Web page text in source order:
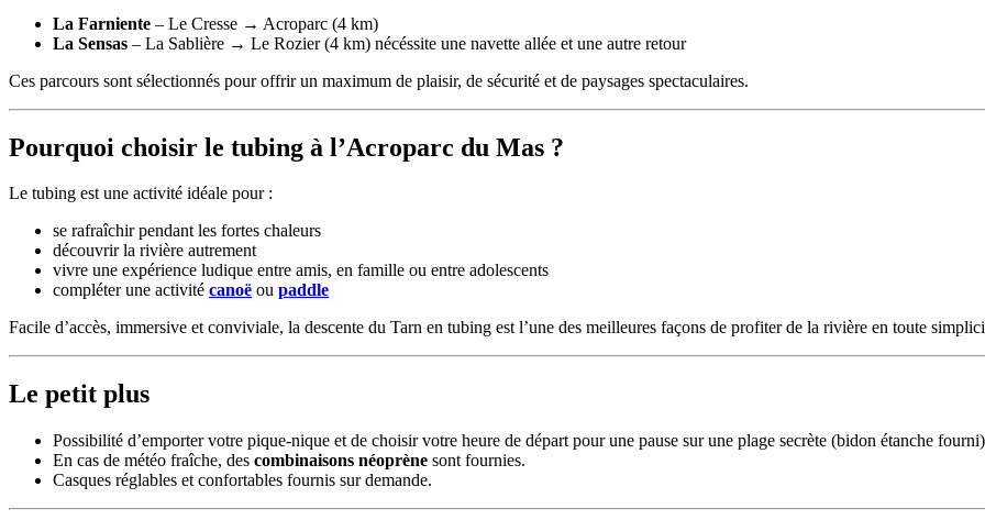
La Farniente – Le Cresse → Acroparc (4 km)
La Sensas – La Sablière → Le Rozier (4 km) nécéssite une navette allée et une autre retour
Ces parcours sont sélectionnés pour offrir un maximum de plaisir, de sécurité et de paysages spectaculaires.
Pourquoi choisir le tubing à l’Acroparc du Mas ?
Le tubing est une activité idéale pour :
se rafraîchir pendant les fortes chaleurs
découvrir la rivière autrement
vivre une expérience ludique entre amis, en famille ou entre adolescents
compléter une activité canoë ou paddle
Facile d’accès, immersive et conviviale, la descente du Tarn en tubing est l’une des meilleures façons de profiter de la rivière en toute
Le petit plus
Possibilité d’emporter votre pique-nique et de choisir votre heure de départ pour une pause sur une plage secrète (bidon étanche
En cas de météo fraîche, des combinaisons néoprène sont fournies.
Casques réglables et confortables fournis sur demande.